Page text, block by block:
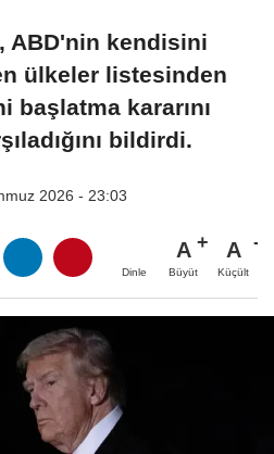
kendisini
ülkeler listesinden
başlatma kararını
bildirdi.
2026 - 23:03
Dinle
A
Büyüt
A
Küçült